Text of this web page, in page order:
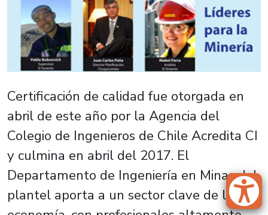
Certificación de calidad fue otorgada en
abril de este año por la Agencia del
Colegio de Ingenieros de Chile Acredita CI
y culmina en abril del 2017. El
Departamento de Ingeniería en Minas del
plantel aporta a un sector clave de la